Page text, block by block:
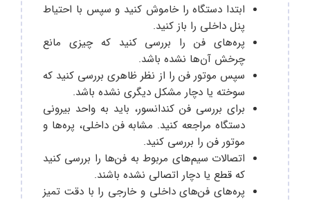
ابتدا دستگاه را خاموش کنید و سپس با احتیاط
پنل داخلی را باز کنید.
پره‌های فن را بررسی کنید که چیزی مانع
چرخش آن‌ها نشده باشد.
سپس موتور فن را از نظر ظاهری بررسی کنید که
سوخته یا دچار مشکل دیگری نشده باشد.
برای بررسی فن کندانسور، باید به واحد بیرونی
دستگاه مراجعه کنید. مشابه فن داخلی، پره‌ها و
موتور فن را بررسی کنید.
اتصالات سیم‌های مربوط به فن‌ها را بررسی کنید
که قطع یا دچار اتصالی نشده باشند.
پره‌های فن‌های داخلی و خارجی را با دقت تمیز